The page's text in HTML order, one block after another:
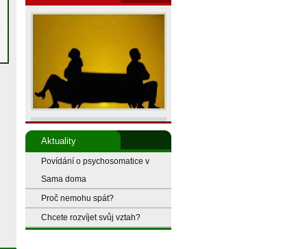
Aktuality
Povídání o psychosomatice v
Sama doma
Proč nemohu spát?
Chcete rozvíjet svůj vztah?